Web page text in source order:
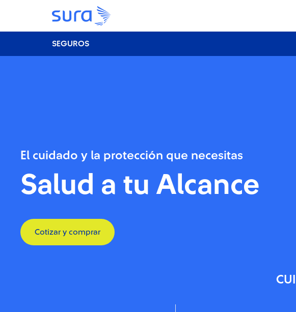
SEGUROS
El cuidado y la protección que necesitas
Salud a tu Alcance
Cotizar y comprar